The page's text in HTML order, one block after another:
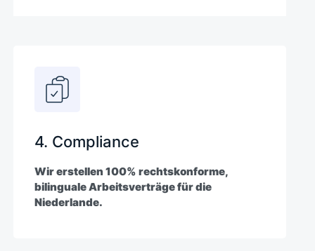
4. Compliance
Wir erstellen 100% rechtskonforme,
bilinguale Arbeitsverträge für die
Niederlande.